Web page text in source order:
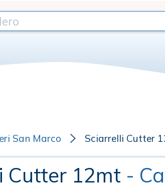
San Marco Sciarrelli Cutter
Cutter 12mt -